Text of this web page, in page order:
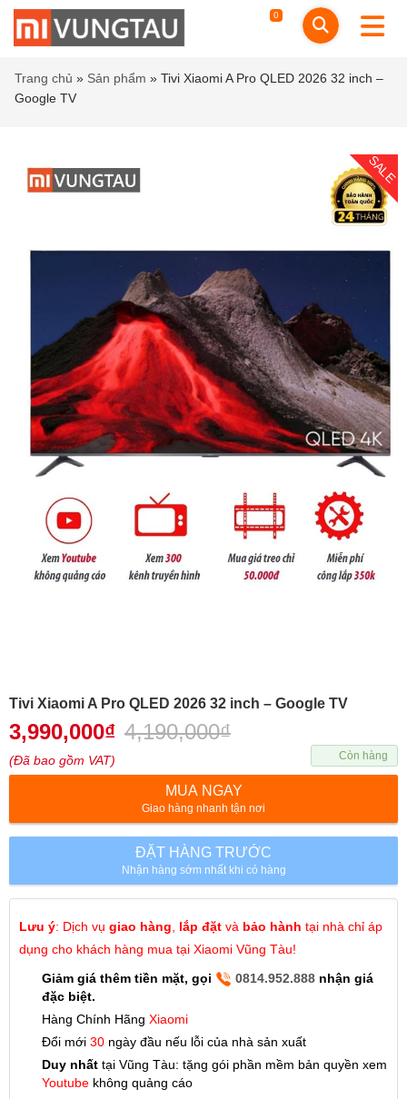
0
Trang chủ » Sản phẩm » Tivi Xiaomi A Pro QLED 2026 32 inch –
Google TV
SALE
Tivi Xiaomi A Pro QLED 2026 32 inch – Google TV
3,990,000₫ 4,190,000₫
(Đã bao gồm VAT) Còn hàng
MUA NGAY
Giao hàng nhanh tận nơi
ĐẶT HÀNG TRƯỚC
Nhận hàng sớm nhất khi có hàng
Lưu ý: Dịch vụ giao hàng lắp đặt và bảo hành tại nhà chỉ áp
dụng cho khách hàng mua tại Xiaomi Vũng Tàu!
Giảm giá thêm tiền mặt, gọi
0814.952.888 nhận giá
đặc biệt.
Hàng Chính Hãng Xiaomi
Đổi mới 30 ngày đầu nếu lỗi của nhà sản xuất
Duy nhất tại Vũng Tàu: tặng gói phần mềm bản quyền xem
Youtube không quảng cáo